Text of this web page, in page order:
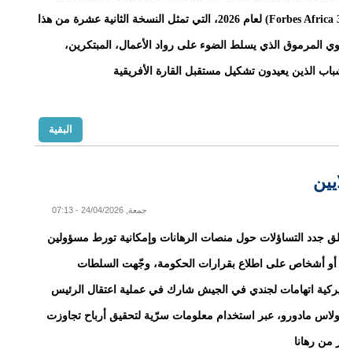
(Forbes Africa 30 Under 30) لعام 2026، التي تمثل النسخة الثانية عشرة من هذا
المرموق الذي يسلط الضوء على رواد الأعمال، المبتكرين،
الذين يعيدون تشكيل مستقبل القارة الأفريقية
البقية
جمعة, 24/04/2026 - 07:13
جدد التساؤلات حول منصات الرهانات وإمكانية تورط مسؤولين
أو أشخاص على اطلاع بقرارات الحكومة، وجّهت السلطات
اتهامات لجندي في الجيش شارك في عملية اعتقال الرئيس
مادورو، عبر استخدام معلومات سرّية لتحقيق أرباح تجاوزت